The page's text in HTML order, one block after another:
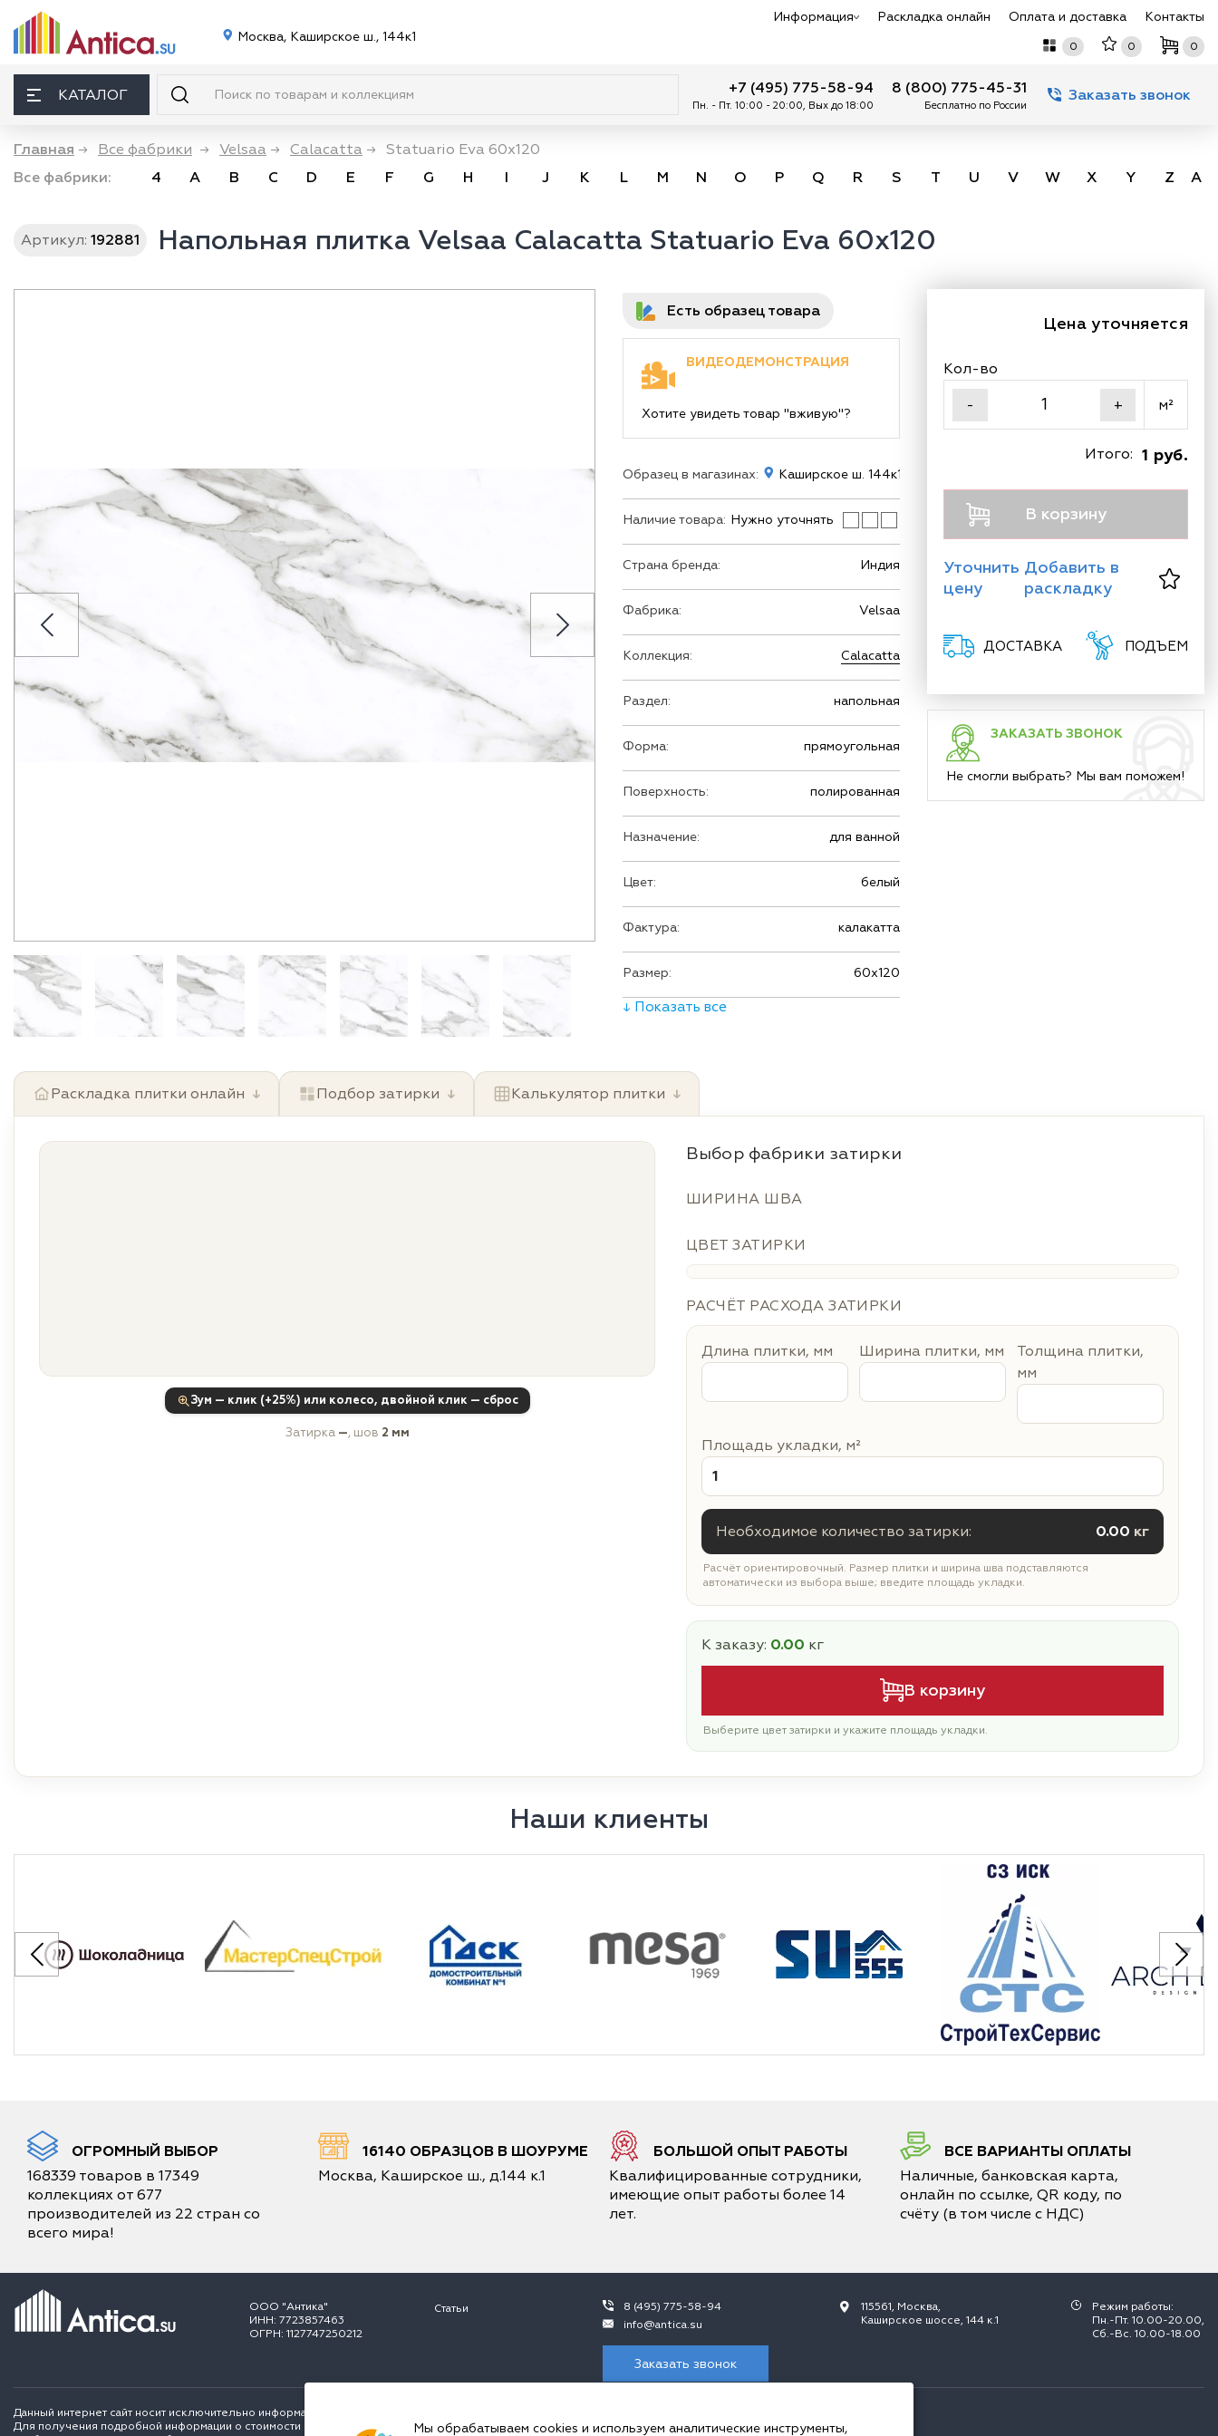
Москва, Каширское ш., 144к1
Информация Раскладка онлайн Оплата и доставка Контакты
0 0 0
КАТАЛОГ +7 (495) 775-58-94
Пн. - Пт. 10:00 - 20:00, Вых до 18:00
8 (800) 775-45-31
Бесплатно по России
Заказать звонок
Главная → Все фабрики → Velsaa → Calacatta → Statuario Eva 60x120
Все фабрики:
4 A B C D E F G H I J K L M N O P Q R S T U V W X Y Z А -
Артикул: 192881 Напольная плитка Velsaa Calacatta Statuario Eva 60x120
Есть образец товара
ВИДЕОДЕМОНСТРАЦИЯ
Хотите увидеть товар "вживую"?
Образец в магазинах: Каширское ш. 144к1
Наличие товара: Нужно уточнять
Страна бренда: Индия
Фабрика: Velsaa
Коллекция: Calacatta
Раздел: напольная
Форма: прямоугольная
Поверхность: полированная
Назначение: для ванной
Цвет: белый
Фактура: калакатта
Размер: 60х120
↓ Показать все
Цена уточняется
Кол-во
-
+ м²
1 руб.
Итого:
В корзину
Уточнить
цену
Добавить в
раскладку
ДОСТАВКА ПОДЪЕМ
ЗАКАЗАТЬ ЗВОНОК
Не смогли выбрать? Мы вам поможем!
Раскладка плитки онлайн ↓ Подбор затирки ↓ Калькулятор плитки ↓
Зум — клик (+25%) или колесо, двойной клик — сброс
Затирка —, шов 2 мм
Выбор фабрики затирки
ШИРИНА ШВА
ЦВЕТ ЗАТИРКИ
РАСЧЁТ РАСХОДА ЗАТИРКИ
Длина плитки, мм Ширина плитки, мм
Толщина плитки,
мм
Площадь укладки, м²
Необходимое количество затирки: 0.00 кг
Расчёт ориентировочный. Размер плитки и ширина шва подставляются
автоматически из выбора выше; введите площадь укладки.
К заказу: 0.00 кг
В корзину
Выберите цвет затирки и укажите площадь укладки.
Наши клиенты
ОГРОМНЫЙ ВЫБОР
168339 товаров в 17349
коллекциях от 677
производителей из 22 стран со
всего мира!
16140 ОБРАЗЦОВ В ШОУРУМЕ
Москва, Каширское ш., д.144 к.1
БОЛЬШОЙ ОПЫТ РАБОТЫ
Квалифицированные сотрудники,
имеющие опыт работы более 14
лет.
ВСЕ ВАРИАНТЫ ОПЛАТЫ
Наличные, банковская карта,
онлайн по ссылке, QR коду, по
счёту (в том числе с НДС)
ООО "Антика"
ИНН: 7723857463
ОГРН: 1127747250212
Статьи
8 (495) 775-58-94
info@antica.su
Заказать звонок
115561, Москва,
Каширское шоссе, 144 к.1
Режим работы:
Пн.-Пт. 10.00-20.00,
Сб.-Вс. 10.00-18.00
Данный интернет сайт носит исключительно информационный характер и не является публичной офертой, в контексте положений ч.2 ст. 437 ГК РФ.
Для получения подробной информации о стоимости и сроках выполнения просьба обращаться к сотрудникам ООО «Антика».
Мы обрабатываем cookies и используем аналитические инструменты,